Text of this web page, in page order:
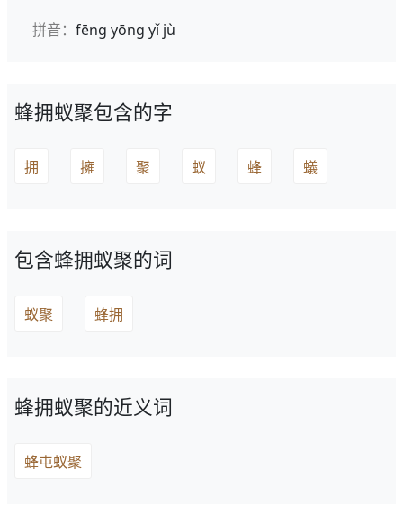
拼音： fēng yōng yǐ jù
蜂拥蚁聚包含的字
拥 擁 聚 蚁 蜂 蟻
包含蜂拥蚁聚的词
蚁聚 蜂拥
蜂拥蚁聚的近义词
蜂屯蚁聚